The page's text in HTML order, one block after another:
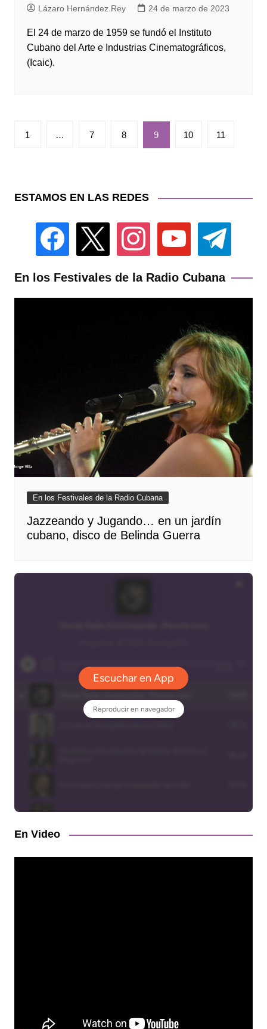
Lázaro Hernández Rey 24 de marzo de 2023
El 24 de marzo de 1959 se fundó el Instituto
Cubano del Arte e Industrias Cinematográficos,
(Icaic).
Paginación
1 … 7 8 9 10 11
ESTAMOS EN LAS REDES
facebook instagram youtube telegram
En los Festivales de la Radio Cubana
En los Festivales de la Radio Cubana
Jazzeando y Jugando… en un jardín
cubano, disco de Belinda Guerra
En Video